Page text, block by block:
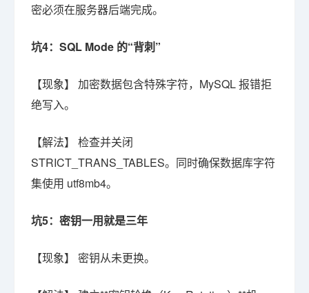
密必须在服务器后端完成。
坑4：SQL Mode 的“背刺”
【现象】 加密数据包含特殊字符，MySQL 报错拒
绝写入。
【解法】 检查并关闭
STRICT_TRANS_TABLES。同时确保数据库字符
集使用 utf8mb4。
坑5：密钥一用就是三年
【现象】 密钥从未更换。